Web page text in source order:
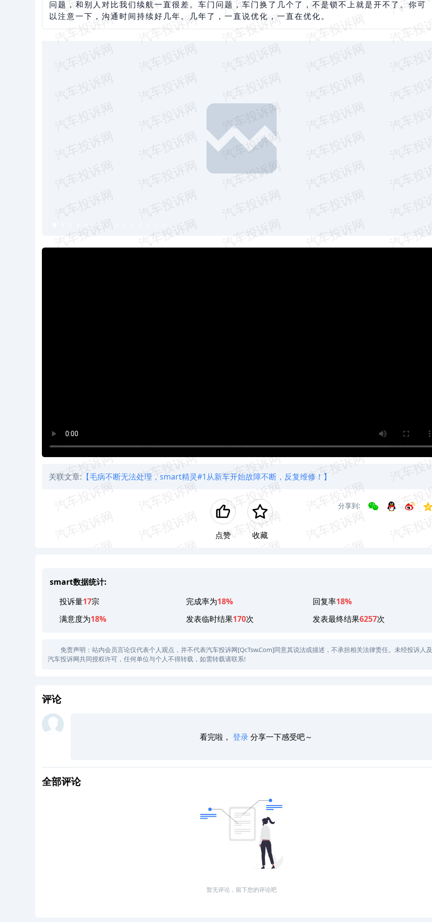
问题，和别人对比我们续航一直很差。车门问题，车门换了几个了，不是锁不上就是开不了。你可
以注意一下，沟通时间持续好几年。几年了，一直说优化，一直在优化。
关联文章: 【毛病不断无法处理，smart精灵#1从新车开始故障不断，反复维修！】
点赞 收藏
分享到:
smart数据统计:
投诉量17宗 完成率为18% 回复率18%
满意度为18% 发表临时结果170次 发表最终结果6257次
免责声明：站内会员言论仅代表个人观点，并不代表汽车投诉网[QcTsw.Com]同意其说法或描述，不承担相关法律责任。未经投诉人及
汽车投诉网共同授权许可，任何单位与个人不得转载，如需转载请联系!
评论
看完啦， 登录分享一下感受吧～
全部评论
暂无评论，留下您的评论吧